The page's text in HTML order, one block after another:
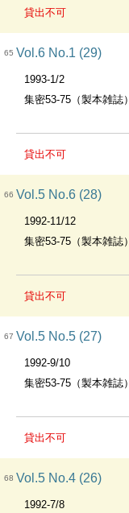
貸出不可
65 Vol.6 No.1 (29)
1993-1/2
集密53-75（製本雑誌）
貸出不可
66 Vol.5 No.6 (28)
1992-11/12
集密53-75（製本雑誌）
貸出不可
67 Vol.5 No.5 (27)
1992-9/10
集密53-75（製本雑誌）
貸出不可
68 Vol.5 No.4 (26)
1992-7/8